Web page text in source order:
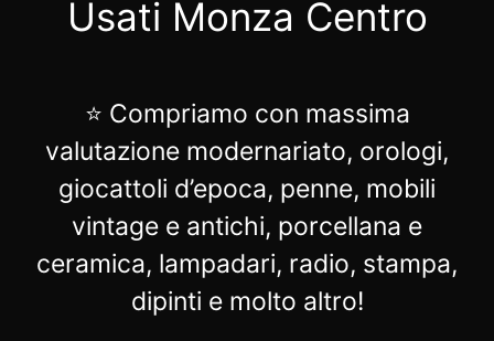
Usati Monza Centro
⭐ Compriamo con massima
valutazione modernariato, orologi,
giocattoli d’epoca, penne, mobili
vintage e antichi, porcellana e
ceramica, lampadari, radio, stampa,
dipinti e molto altro!